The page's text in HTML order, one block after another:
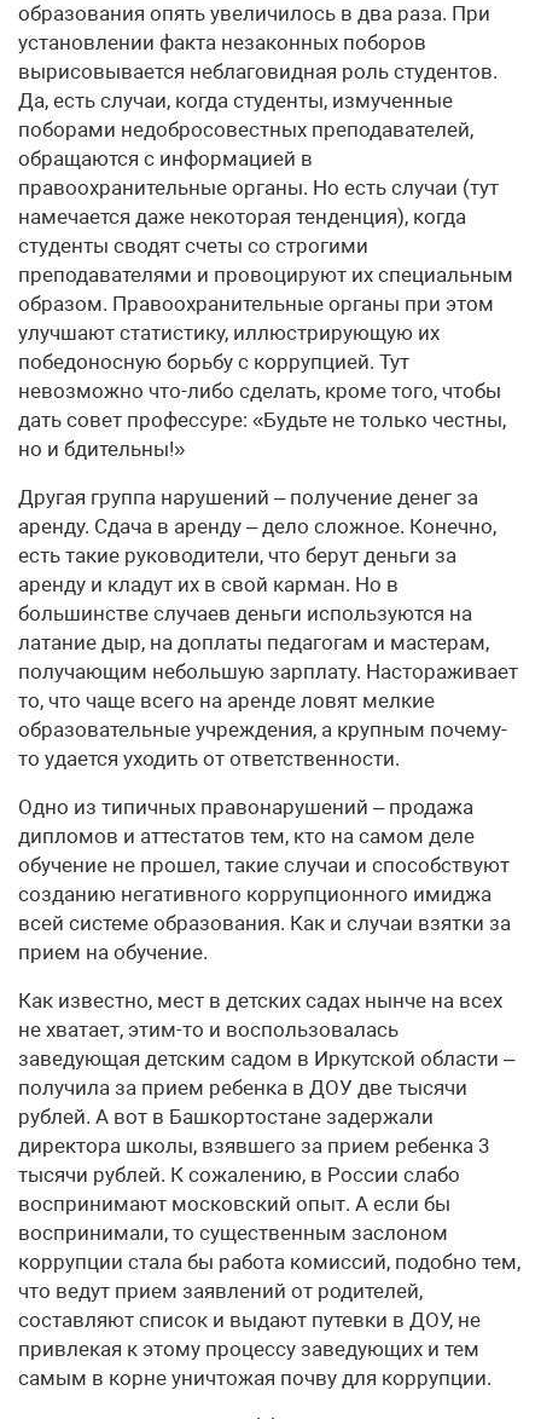
образования опять увеличилось в два раза. При
установлении факта незаконных поборов
вырисовывается неблаговидная роль студентов.
Да, есть случаи, когда студенты, измученные
поборами недобросовестных преподавателей,
обращаются с информацией в
правоохранительные органы. Но есть случаи (тут
намечается даже некоторая тенденция), когда
студенты сводят счеты со строгими
преподавателями и провоцируют их специальным
образом. Правоохранительные органы при этом
улучшают статистику, иллюстрирующую их
победоносную борьбу с коррупцией. Тут
невозможно что-либо сделать, кроме того, чтобы
дать совет профессуре: «Будьте не только честны,
но и бдительны!»
Другая группа нарушений – получение денег за
аренду. Сдача в аренду – дело сложное. Конечно,
есть такие руководители, что берут деньги за
аренду и кладут их в свой карман. Но в
большинстве случаев деньги используются на
латание дыр, на доплаты педагогам и мастерам,
получающим небольшую зарплату. Настораживает
то, что чаще всего на аренде ловят мелкие
образовательные учреждения, а крупным почему-
то удается уходить от ответственности.
Одно из типичных правонарушений – продажа
дипломов и аттестатов тем, кто на самом деле
обучение не прошел, такие случаи и способствуют
созданию негативного коррупционного имиджа
всей системе образования. Как и случаи взятки за
прием на обучение.
Как известно, мест в детских садах нынче на всех
не хватает, этим-то и воспользовалась
заведующая детским садом в Иркутской области –
получила за прием ребенка в ДОУ две тысячи
рублей. А вот в Башкортостане задержали
директора школы, взявшего за прием ребенка 3
тысячи рублей. К сожалению, в России слабо
воспринимают московский опыт. А если бы
воспринимали, то существенным заслоном
коррупции стала бы работа комиссий, подобно тем,
что ведут прием заявлений от родителей,
составляют список и выдают путевки в ДОУ, не
привлекая к этому процессу заведующих и тем
самым в корне уничтожая почву для коррупции.